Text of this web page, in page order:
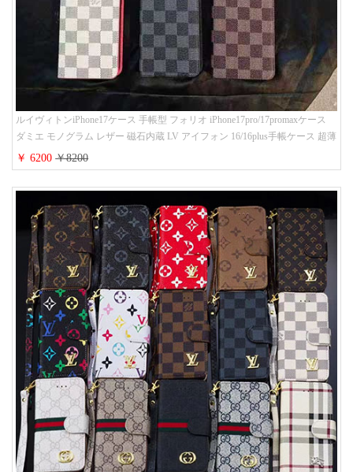
ルイヴィトンiPhone17ケース 手帳型 フォリオ iPhone17pro/17promaxケース
ダミエ モノグラム レザー 磁石内蔵 LV アイフォン 16/16plus手帳ケース 超薄
ビジネス風 メンズ レディース おしゃれ ブランドiphone15/14/13手帳型スマ
ホケース お 揃い
￥ 6200￥8200